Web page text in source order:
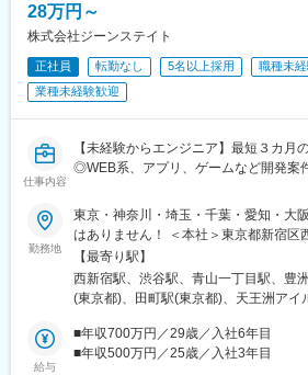
駅、弁天町駅、西九条駅、千里中央駅(
地駅、名鉄名古屋駅、近鉄名古屋駅、
知県)、星ケ丘駅(愛知県)、高蔵寺駅、
岡県)、福岡空港駅(鉄道)、姪浜駅、西
岡県)、中洲川端駅、千早駅、青井駅、
暮里駅(舎人ライナー)、祐天寺駅、江古
駅、上前津駅、東別院駅、新今宮駅前
駅、千里中央駅(大阪モノレール)、新豊
動物園前駅、白鷺駅、駅前駅、薬院駅
前駅
ポーツセンター駅、みつわ台駅、蘇我
前原駅、船橋日大前駅、柏駅、柏の葉
京成稲毛駅、新八柱駅、大宮駅(埼玉県)
心駅、北浦和駅、浦和駅、和光市駅、
川口駅、朝霞駅、東宮原駅、新越谷駅
駅、ポートタウン東駅、トレードセン
橋駅、阿波座駅、北浜駅(大阪府)、なん
駅、心斎橋駅、松屋町駅、堺筋本町駅
駅(大阪府)、東部市場前駅、今川駅(大
府・阪急線)、なにわ橋駅、天満駅、中
扇町駅(大阪府)、西梅田駅、大阪梅田
場町駅、いりなか駅、瑞穂区役所駅、
秋葉原駅、新橋駅、東京駅、町田駅、
中野駅(東京都)、大門駅(東京都)、西日
28万円～
株式会社ジーンステイト
正社員 転勤なし 5名以上採用
職種未
業種未経験歓迎
仕事内容
【未経験からエンジニア】最短３カ月
◎WEB系、アプリ、ゲームなど開発案
勤務地
東京・神奈川・埼玉・千葉・愛知・大
はありません！ ＜本社＞東京都新宿
ル39階 ＜愛知＞名古屋市中村区名駅1
階 ＜大阪＞大阪市淀川区宮原1丁目1-1
＞福岡市博多区博多駅中央街8-1 JRJP
まいを考慮して決定しますのでご安心
社員増加に伴い、26年7月に移転しまし
【最寄り駅】
西新宿駅、渋谷駅、青山一丁目駅、豊
(東京都)、田町駅(東京都)、天王洲アイ
宿駅、品川駅、木場駅(東京都)、みなと
駅、平塚駅、幕張駅、新宿駅(東京メト
給与
■年収700万円／29歳／入社6年目
■年収500万円／25歳／入社3年目